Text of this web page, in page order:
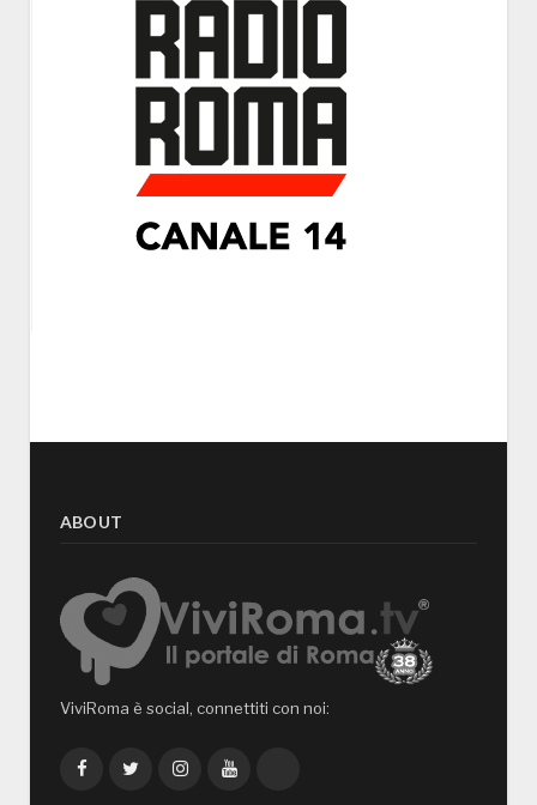
ABOUT
ViviRoma è social, connettiti con noi:
FacebookTwitterInstagramYouTube